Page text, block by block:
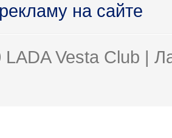
на сайте
Vesta Club |